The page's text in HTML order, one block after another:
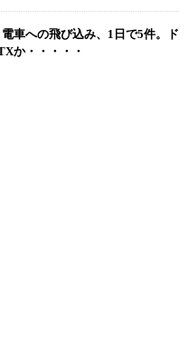
電車への飛び込み、1日で5件。ド
か・・・・・